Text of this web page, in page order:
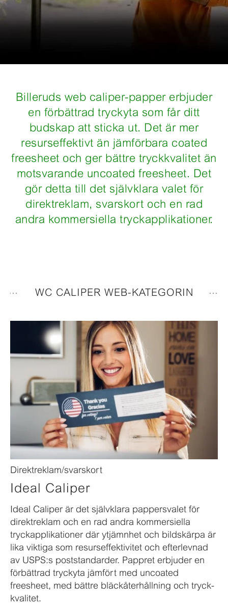
Billeruds web caliper-papper erbjuder
en förbättrad tryckyta som får ditt
budskap att sticka ut. Det är mer
resurseffektivt än jämförbara coated
freesheet och ger bättre tryckkvalitet än
motsvarande uncoated freesheet. Det
gör detta till det självklara valet för
direktreklam, svarskort och en rad
andra kommersiella tryckapplikationer.
WC CALIPER WEB-KATEGORIN
Direktreklam/svarskort
Ideal Caliper
Ideal Caliper är det självklara pappersvalet för
direktreklam och en rad andra kommersiella
tryckapplikationer där ytjämnhet och bildskärpa är
lika viktiga som resurseffektivitet och efterlevnad
av USPS:s poststandarder. Pappret erbjuder en
förbättrad tryckyta jämfört med uncoated
freesheet, med bättre bläckåter­hållning och tryck­
kvalitet.